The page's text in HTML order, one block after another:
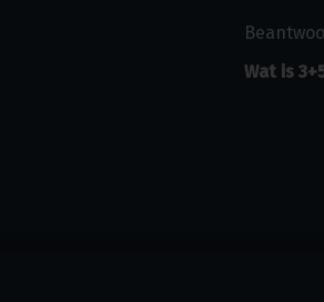
Wat is